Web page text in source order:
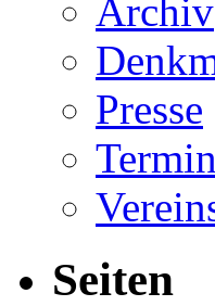
Archiv
Presse
Seiten